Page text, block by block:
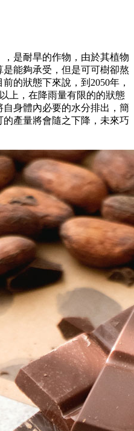
是耐旱的作物，由於其植物
能夠承受，但是可可樹卻熬
的狀態下來說，到2050年，
上，在降雨量有限的的狀態
身體內必要的水分排出，簡
產量將會隨之下降，未來巧